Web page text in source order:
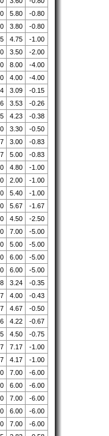
5.80
-0.80
3.80
-0.80
4.75
-1.00
3.50
-2.00
8.00
-4.00
4.00
-4.00
3.09
-0.15
3.53
-0.26
4.23
-0.38
3.30
-0.50
3.00
-0.83
5.00
-0.83
4.80
-1.00
2.00
-1.00
5.40
-1.00
5.67
-1.67
4.50
-2.50
7.00
-5.00
5.00
-5.00
6.00
-5.00
6.00
-5.00
3.24
-0.35
4.00
-0.43
4.67
-0.50
4.22
-0.67
4.50
-0.75
7.17
-1.00
4.17
-1.00
7.00
-6.00
6.00
-6.00
7.00
-6.00
6.00
-6.00
7.00
-6.00